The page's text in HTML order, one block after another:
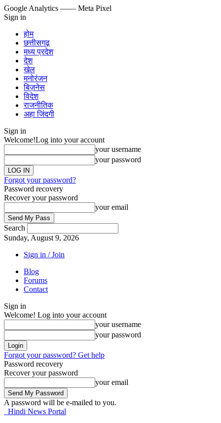
Google Analytics —— Meta Pixel
Sign in
होम
छत्तीसगढ़
मध्य प्रदेश
देश
खेल
मनोरंजन
बिज़नेस
विदेश
राजनीतिक
अहा जिंदगी
Sign in
Welcome!Log into your account
your username
your password
Forgot your password?
Password recovery
Recover your password
your email
Search
Sunday, August 9, 2026
Sign in / Join
Blog
Forums
Contact
Sign in
Welcome! Log into your account
your username
your password
Forgot your password? Get help
Password recovery
Recover your password
your email
A password will be e-mailed to you.
Hindi News Portal